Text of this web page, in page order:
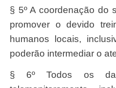
§ 5º A coordenação do
promover o devido
humanos locais,
poderão intermediar o
§ 6º Todos os